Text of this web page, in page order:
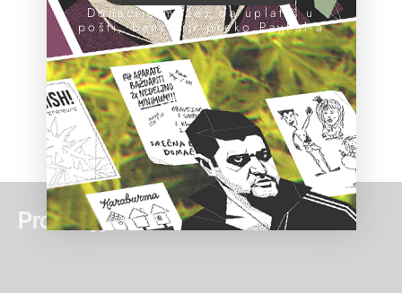
Pročitaj još:
Donacije možeš da uplatiš u
pošti, banci ili preko PayPal-a